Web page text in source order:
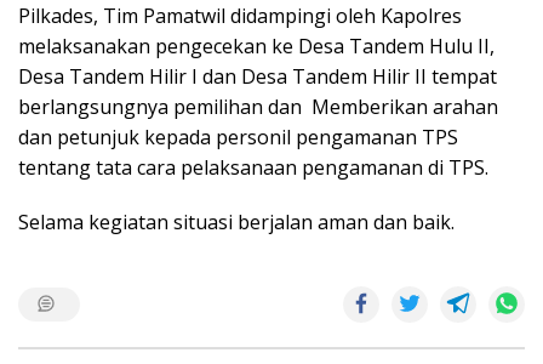
Pilkades, Tim Pamatwil didampingi oleh Kapolres
melaksanakan pengecekan ke Desa Tandem Hulu II,
Desa Tandem Hilir I dan Desa Tandem Hilir II tempat
berlangsungnya pemilihan dan Memberikan arahan
dan petunjuk kepada personil pengamanan TPS
tentang tata cara pelaksanaan pengamanan di TPS.
Selama kegiatan situasi berjalan aman dan baik.